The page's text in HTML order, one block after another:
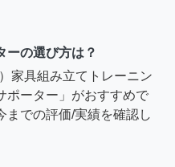
ーの選び方は？
家具組み立てトレーニン
ポーター」がおすすめで
までの評価/実績を確認し